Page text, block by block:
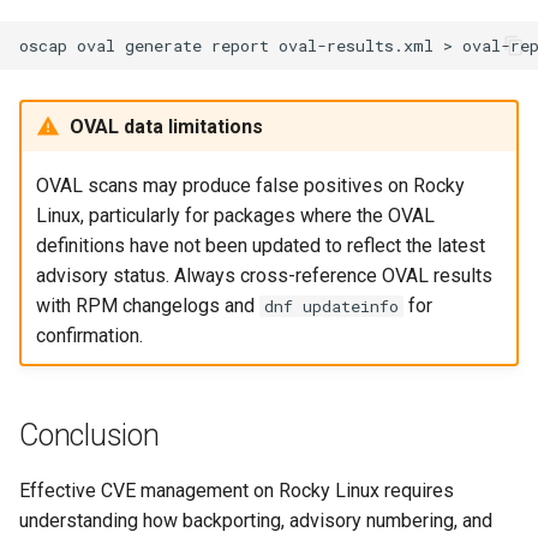
oscap oval generate report oval-results.xml >
OVAL data limitations
OVAL scans may produce false positives on Rocky
Linux, particularly for packages where the OVAL
definitions have not been updated to reflect the latest
advisory status. Always cross-reference OVAL results
with RPM changelogs and dnf updateinfo for
confirmation.
Conclusion
Effective CVE management on Rocky Linux requires
understanding how backporting, advisory numbering, and